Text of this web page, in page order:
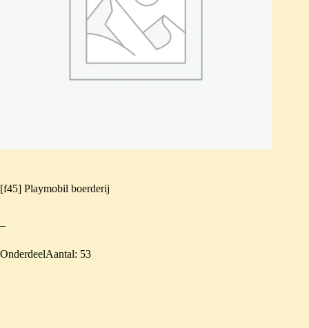
[f45] Playmobil boerderij
–
OnderdeelAantal: 53